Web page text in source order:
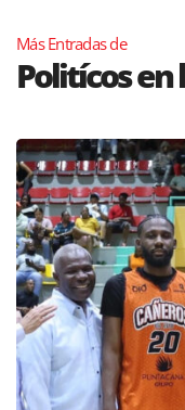
Más Entradas de
Politícos en